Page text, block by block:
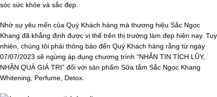
sóc sức khỏe và sắc đẹp.
Nhờ sự yêu mến của Quý Khách hàng mà thương hiệu Sắc Ngọc
Khang đã khẳng định được vị thế trên thị trường làm đẹp hiện nay. Tuy
nhiên, chúng tôi phải thông báo đến Quý Khách hàng rằng từ ngày
07/07/2023 sẽ ngừng áp dụng chương trình “NHẮN TIN TÍCH LŨY,
NHẬN QUÀ GIÁ TRỊ” đối với sản phẩm Sữa tắm Sắc Ngọc Khang
Whitening, Perfume, Detox.